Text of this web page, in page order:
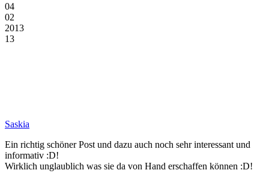
04
02
2013
13
Saskia
Ein richtig schöner Post und dazu auch noch sehr interessant und
informativ :D!
Wirklich unglaublich was sie da von Hand erschaffen können :D!